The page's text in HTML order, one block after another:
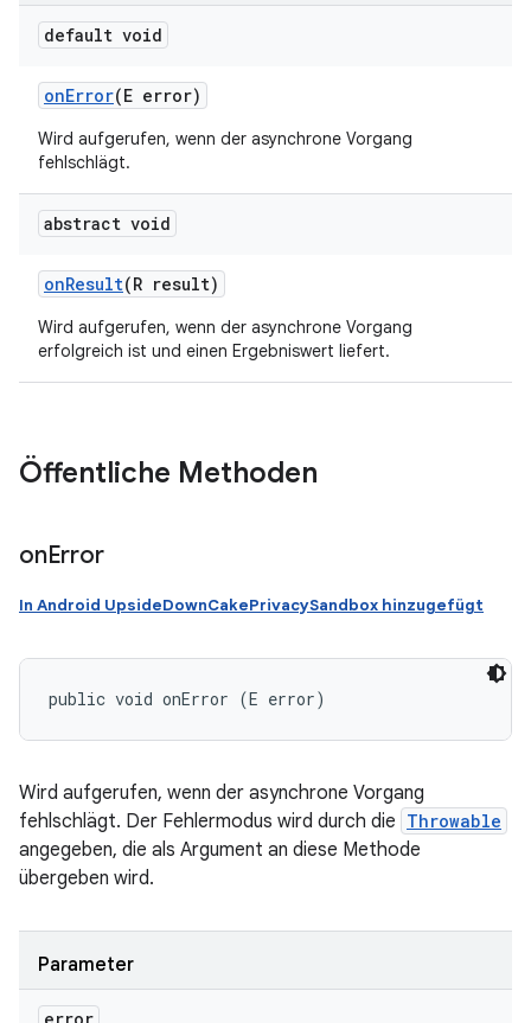
default void
onError(E error)
Wird aufgerufen, wenn der asynchrone Vorgang
fehlschlägt.
abstract void
onResult(R result)
Wird aufgerufen, wenn der asynchrone Vorgang
erfolgreich ist und einen Ergebniswert liefert.
Öffentliche Methoden
onError
In Android UpsideDownCakePrivacySandbox hinzugefügt
public void onError (E error)
Wird aufgerufen, wenn der asynchrone Vorgang
fehlschlägt. Der Fehlermodus wird durch die Throwable
angegeben, die als Argument an diese Methode
übergeben wird.
Parameter